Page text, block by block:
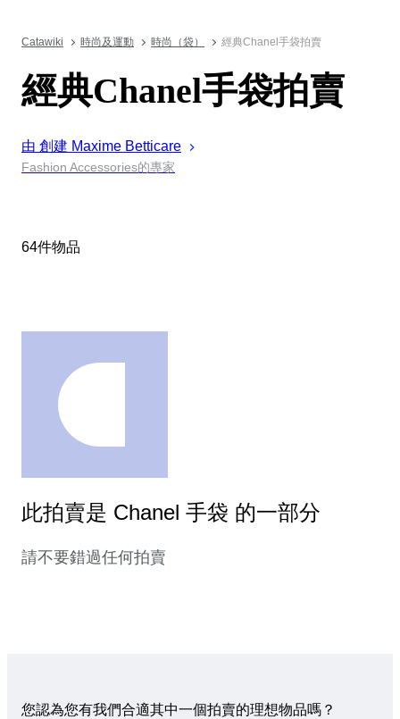
Catawiki 時尚及運動 時尚（袋） 經典Chanel手袋拍賣
經典Chanel手袋拍賣
由 創建 Maxime Betticare
Fashion Accessories的專家
64件物品
此拍賣是 Chanel 手袋 的一部分
請不要錯過任何拍賣
您認為您有我們合適其中一個拍賣的理想物品嗎？